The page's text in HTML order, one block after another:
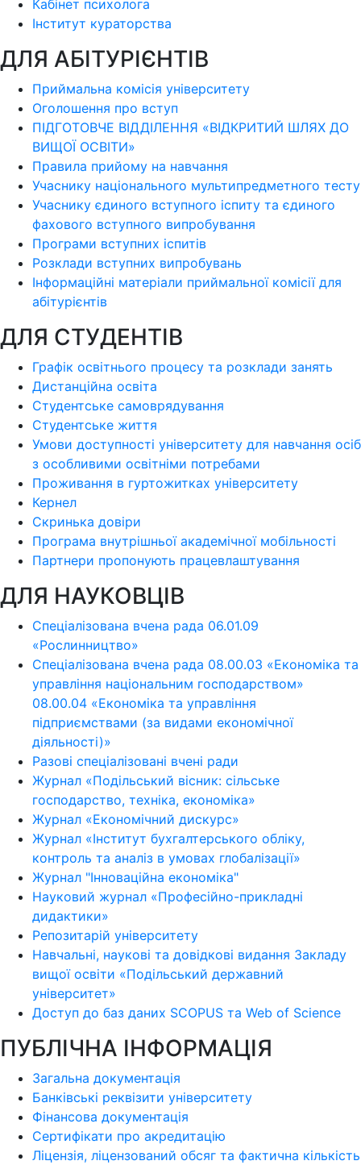
Кабінет психолога
Інститут кураторства
ДЛЯ АБІТУРІЄНТІВ
Приймальна комісія університету
Оголошення про вступ
ПІДГОТОВЧЕ ВІДДІЛЕННЯ «ВІДКРИТИЙ ШЛЯХ ДО
ВИЩОЇ ОСВІТИ»
Правила прийому на навчання
Учаснику національного мультипредметного тесту
Учаснику єдиного вступного іспиту та єдиного
фахового вступного випробування
Програми вступних іспитів
Розклади вступних випробувань
Інформаційні матеріали приймальної комісії для
абітурієнтів
ДЛЯ СТУДЕНТІВ
Графік освітнього процесу та розклади занять
Дистанційна освіта
Студентське самоврядування
Студентське життя
Умови доступності університету для навчання осіб
з особливими освітніми потребами
Проживання в гуртожитках університету
Кернел
Скринька довіри
Програма внутрішньої академічної мобільності
Партнери пропонують працевлаштування
ДЛЯ НАУКОВЦІВ
Спеціалізована вчена рада 06.01.09
«Рослинництво»
Спеціалізована вчена рада 08.00.03 «Економіка та
управління національним господарством»
08.00.04 «Економіка та управління
підприємствами (за видами економічної
діяльності)»
Разові спеціалізовані вчені ради
Журнал «Подільський вісник: сільське
господарство, техніка, економіка»
Журнал «Економічний дискурс»
Журнал «Інститут бухгалтерського обліку,
контроль та аналіз в умовах глобалізації»
Журнал "Інноваційна економіка"
Науковий журнал «Професійно-прикладні
дидактики»
Репозитарій університету
Навчальні, наукові та довідкові видання Закладу
вищої освіти «Подільський державний
університет»
Доступ до баз даних SCOPUS та Web of Science
ПУБЛІЧНА ІНФОРМАЦІЯ
Загальна документація
Банківські реквізити університету
Фінансова документація
Сертифікати про акредитацію
Ліцензія, ліцензований обсяг та фактична кількість